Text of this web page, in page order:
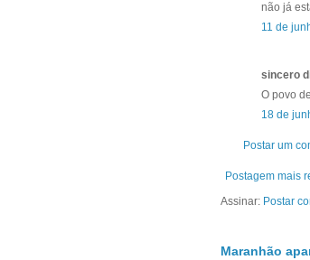
não já
11 de
sincero
O povo
18 de
Postar um
Postagem mais
Assinar: Postar
Maranhão